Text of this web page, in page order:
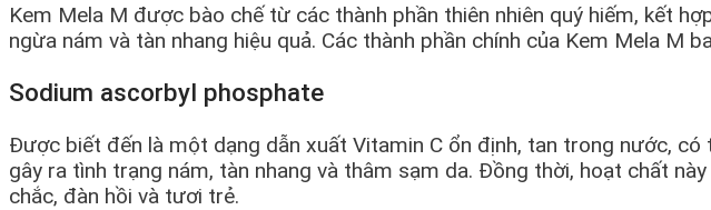
Kem Mela M được bào chế từ các thành phần thiên nhiên quý hiếm, kết
ngừa nám và tàn nhang hiệu quả. Các thành phần chính của Kem Mela M
Sodium ascorbyl phosphate
Được biết đến là một dạng dẫn xuất Vitamin C ổn định, tan trong nước,
gây ra tình trạng nám, tàn nhang và thâm sạm da. Đồng thời, hoạt chất
chắc, đàn hồi và tươi trẻ.